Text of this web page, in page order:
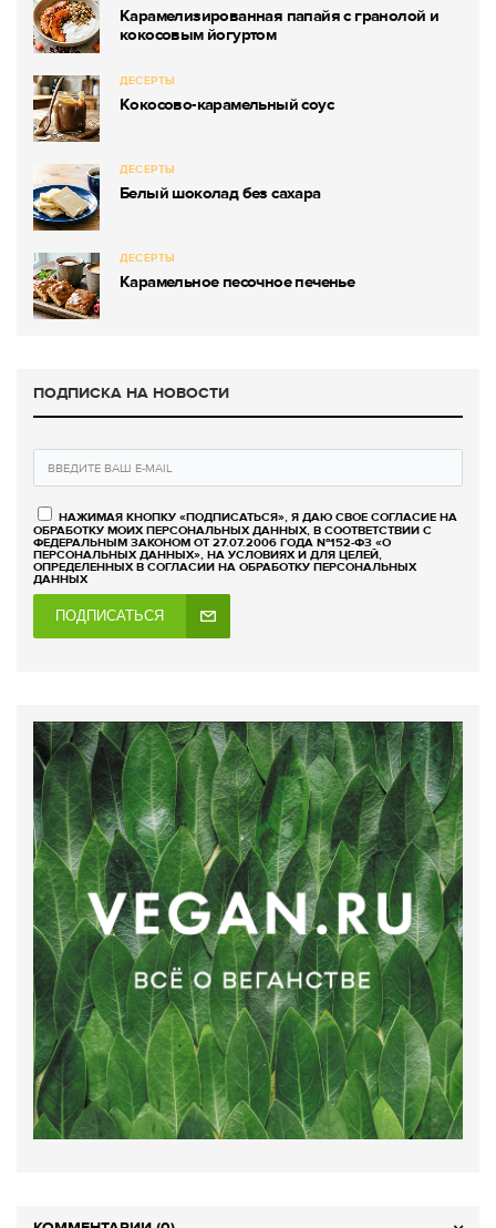
Карамелизированная папайя с гранолой и
кокосовым йогуртом
ДЕСЕРТЫ
Кокосово-карамельный соус
ДЕСЕРТЫ
Белый шоколад без сахара
ДЕСЕРТЫ
Карамельное песочное печенье
ПОДПИСКА НА НОВОСТИ
НАЖИМАЯ КНОПКУ «ПОДПИСАТЬСЯ», Я ДАЮ СВОЕ СОГЛАСИЕ НА
ОБРАБОТКУ МОИХ ПЕРСОНАЛЬНЫХ ДАННЫХ, В СООТВЕТСТВИИ С
ФЕДЕРАЛЬНЫМ ЗАКОНОМ ОТ 27.07.2006 ГОДА №152-ФЗ «О
ПЕРСОНАЛЬНЫХ ДАННЫХ», НА УСЛОВИЯХ И ДЛЯ ЦЕЛЕЙ,
ОПРЕДЕЛЕННЫХ В СОГЛАСИИ НА ОБРАБОТКУ ПЕРСОНАЛЬНЫХ
ДАННЫХ
ПОДПИСАТЬСЯ